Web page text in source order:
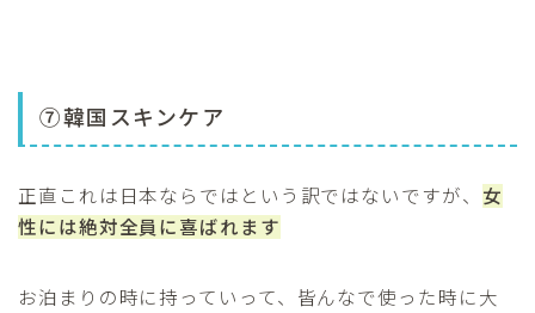
⑦韓国スキンケア
正直これは日本ならではという訳ではないですが、 女
性には絶対全員に喜ばれます
お泊まりの時に持っていって、皆んなで使った時に大